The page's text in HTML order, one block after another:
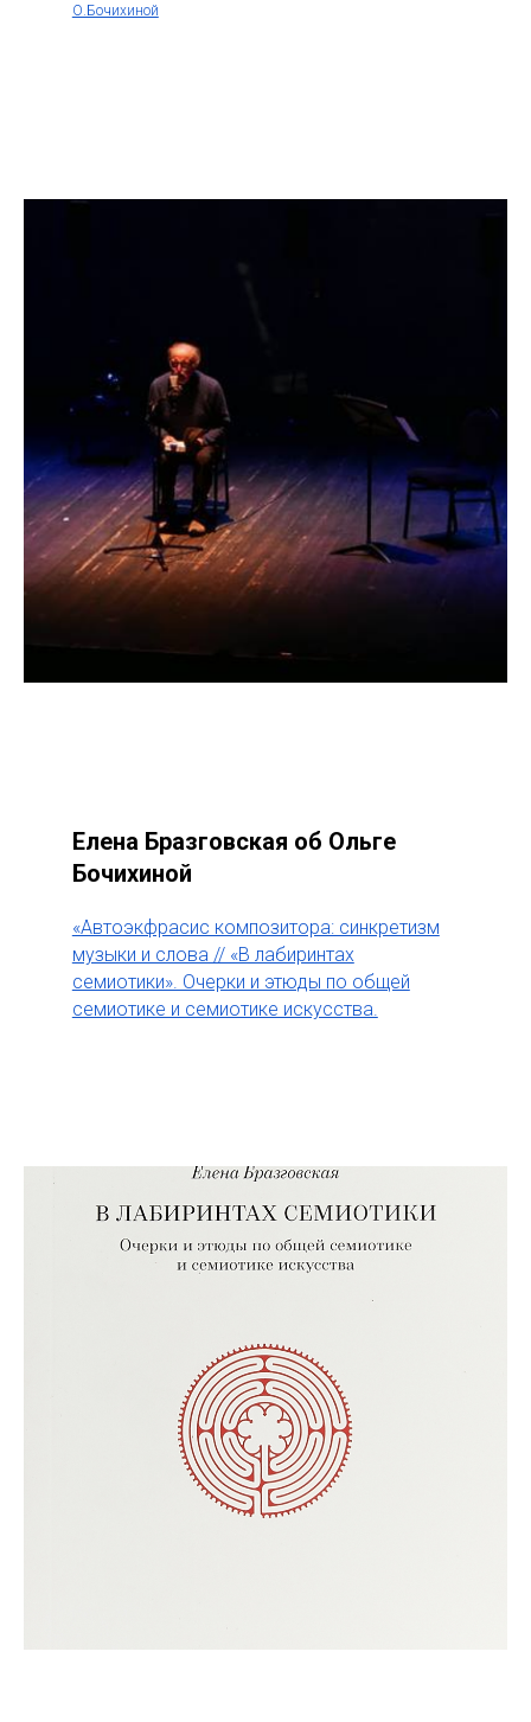
О.Бочихиной
Елена Бразговская об Ольге
Бочихиной
«Автоэкфрасис композитора: синкретизм
музыки и слова // «В лабиринтах
семиотики». Очерки и этюды по общей
семиотике и семиотике искусства.